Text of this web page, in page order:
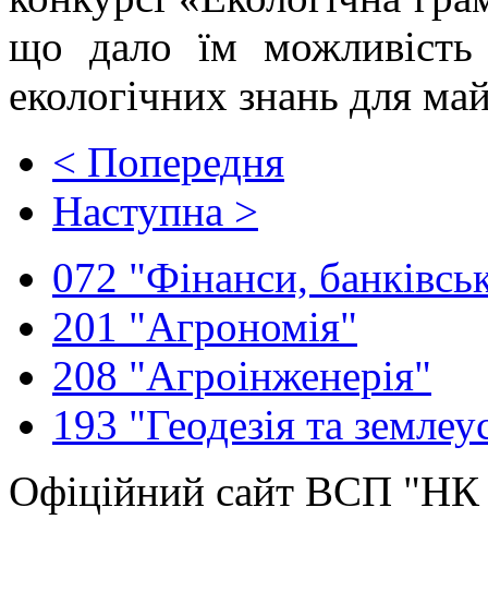
що дало їм можливість
екологічних знань для
< Попередня
Наступна >
072 "Фінанси,
201 "Агрономія"
208 "Агроінженерія"
193 "Геодезія та
Офіційний сайт ВСП